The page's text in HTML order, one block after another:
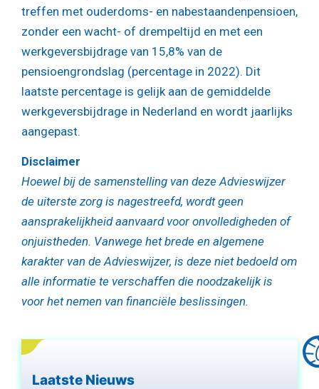
treffen met ouderdoms- en nabestaandenpensioen,
zonder een wacht- of drempeltijd en met een
werkgeversbijdrage van 15,8% van de
pensioengrondslag (percentage in 2022). Dit
laatste percentage is gelijk aan de gemiddelde
werkgeversbijdrage in Nederland en wordt jaarlijks
aangepast.
Disclaimer
Hoewel bij de samenstelling van deze Advieswijzer
de uiterste zorg is nagestreefd, wordt geen
aansprakelijkheid aanvaard voor onvolledigheden of
onjuistheden. Vanwege het brede en algemene
karakter van de Advieswijzer, is deze niet bedoeld om
alle informatie te verschaffen die noodzakelijk is
voor het nemen van financiële beslissingen.
Laatste Nieuws